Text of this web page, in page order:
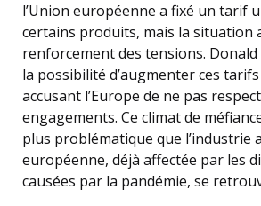
l’Union européenne a fixé un tarif
certains produits, mais la situation
renforcement des tensions.
la possibilité d’augmenter ces tarifs
accusant l’Europe de ne pas
engagements. Ce climat de
plus problématique que l’industrie
européenne, déjà affectée par les
causées par la pandémie, se